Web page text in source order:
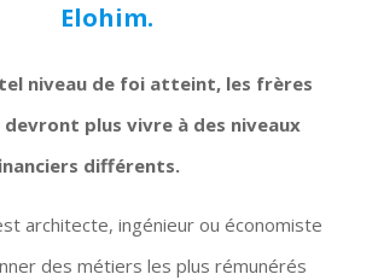
Elohim.
niveau de foi atteint, les frères
plus vivre à des niveaux
différents.
architecte, ingénieur ou économiste
des métiers les plus rémunérés